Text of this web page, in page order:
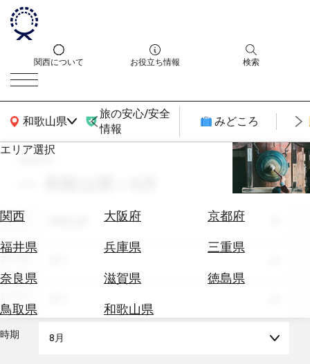
関西について お役立ち情報 検索
和歌山県
関西広域MAP
旅の安心/安全
情報
みどころ
エリア選択
関西 大阪府
京都府
福井県
兵庫県
三重県
奈良県
滋賀県
徳島県
鳥取県
和歌山県
エ
券
テ
を
search
エリア
テーマ
時期 8月